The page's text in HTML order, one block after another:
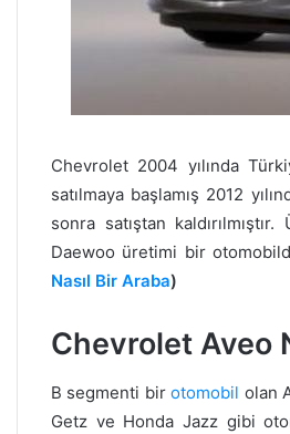
Chevrolet 2004 yılında
satılmaya başlamış 2012
sonra satıştan
Daewoo üretimi bir
Nasıl Bir Araba)
Chevrolet Aveo
B segmenti birotomobil olan
Getz ve Honda Jazz gibi